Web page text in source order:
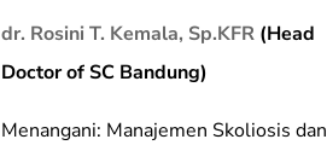
dr. Rosini T. Kemala, Sp.KFR (Head
Doctor of SC Bandung)
Menangani: Manajemen Skoliosis dan